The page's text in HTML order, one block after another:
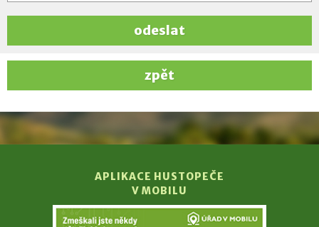
odeslat
zpět
APLIKACE HUSTOPEČE
V MOBILU